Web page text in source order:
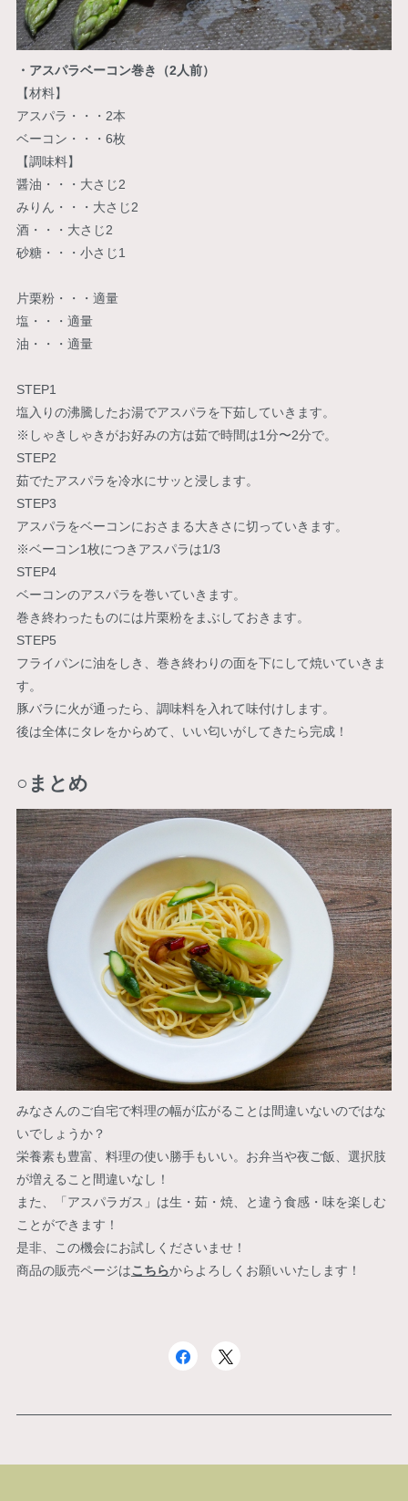
・アスパラベーコン巻き（2人前）
【材料】
アスパラ・・・2本
ベーコン・・・6枚
【調味料】
醤油・・・大さじ2
みりん・・・大さじ2
酒・・・大さじ2
砂糖・・・小さじ1
片栗粉・・・適量
塩・・・適量
油・・・適量
STEP1
塩入りの沸騰したお湯でアスパラを下茹していきます。
※しゃきしゃきがお好みの方は茹で時間は1分〜2分で。
STEP2
茹でたアスパラを冷水にサッと浸します。
STEP3
アスパラをベーコンにおさまる大きさに切っていきます。
※ベーコン1枚につきアスパラは1/3
STEP4
ベーコンのアスパラを巻いていきます。
巻き終わったものには片栗粉をまぶしておきます。
STEP5
フライパンに油をしき、巻き終わりの面を下にして焼いていきま
す。
豚バラに火が通ったら、調味料を入れて味付けします。
後は全体にタレをからめて、いい匂いがしてきたら完成！
○まとめ
みなさんのご自宅で料理の幅が広がることは間違いないのではな
いでしょうか？
栄養素も豊富、料理の使い勝手もいい。お弁当や夜ご飯、選択肢
が増えること間違いなし！
また、「アスパラガス」は生・茹・焼、と違う食感・味を楽しむ
ことができます！
是非、この機会にお試しくださいませ！
商品の販売ページはこちらからよろしくお願いいたします！